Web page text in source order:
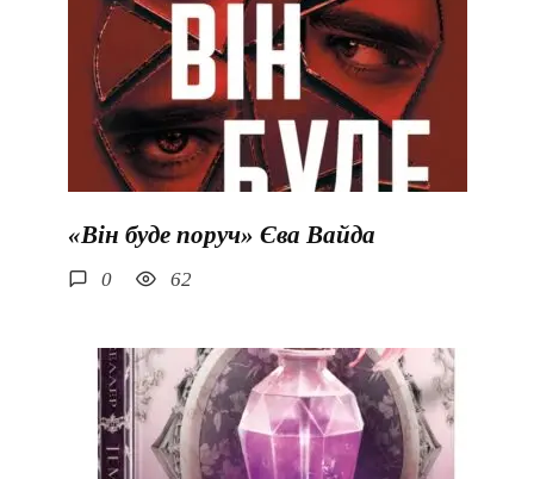
«Він буде поруч» Єва Вайда
0 62